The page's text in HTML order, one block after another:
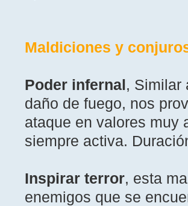
Maldiciones y
Poder infernal,
daño de fuego, nos
ataque en valores muy
siempre activa.
Inspirar terror, esta
enemigos que se